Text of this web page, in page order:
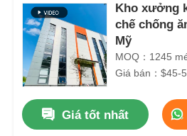
Kho xưởng
chế chống
Mỹ
MOQ：1245
Giá bán：$45-
Giá tốt nhất